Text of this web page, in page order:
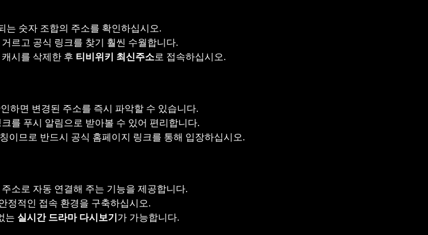
는 숫자 조합의 주소를 확인하십시오.
르고 공식 링크를 찾기 훨씬 수월합니다.
시를 삭제한 후 티비위키 최신주소로 접속하십시오.
하면 변경된 주소를 즉시 파악할 수 있습니다.
를 푸시 알림으로 받아볼 수 있어 편리합니다.
이므로 반드시 공식 홈페이지 링크를 통해 입장하십시오.
소로 자동 연결해 주는 기능을 제공합니다.
정적인 접속 환경을 구축하십시오.
는 실시간 드라마 다시보기 가 가능합니다.